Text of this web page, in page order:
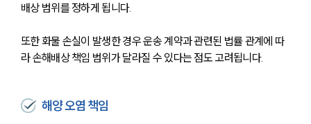
배상 범위를 정하게 됩니다.
또한 화물 손실이 발생한 경우 운송 계약과 관련된 법률 관계에 따
라 손해배상 책임 범위가 달라질 수 있다는 점도 고려됩니다.
해양 오염 책임